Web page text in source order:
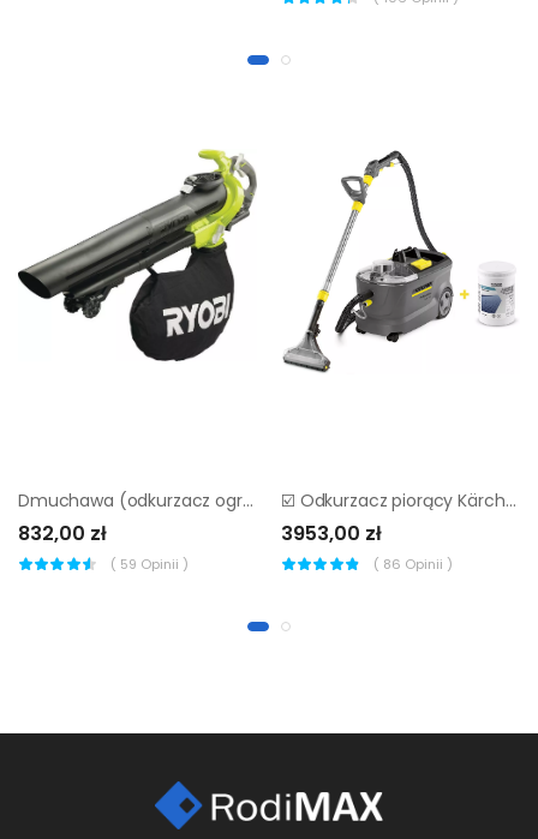
Dmuchawa (odkurzacz ogrodowy) Ryobi RBV36B |
832,00 zł
( 59 Opinii )
☑️ Odkurzacz piorący Kärcher Puzzi 10/1 + proszek ▷▷
3953,00 zł
( 86 Opinii )